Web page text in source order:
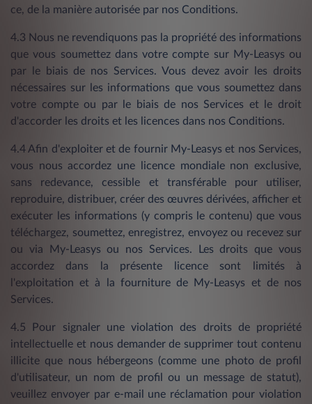
ce, de la manière autorisée par nos Conditions.
4.3 Nous ne revendiquons pas la propriété des informations
que vous soumettez dans votre compte sur My-Leasys ou
par le biais de nos Services. Vous devez avoir les droits
nécessaires sur les informations que vous soumettez dans
votre compte ou par le biais de nos Services et le droit
d'accorder les droits et les licences dans nos Conditions.
4.4 Afin d'exploiter et de fournir My-Leasys et nos Services,
vous nous accordez une licence mondiale non exclusive,
sans redevance, cessible et transférable pour utiliser,
reproduire, distribuer, créer des œuvres dérivées, afficher et
exécuter les informations (y compris le contenu) que vous
téléchargez, soumettez, enregistrez, envoyez ou recevez sur
ou via My-Leasys ou nos Services. Les droits que vous
accordez dans la présente licence sont limités à
l'exploitation et à la fourniture de My-Leasys et de nos
Services.
4.5 Pour signaler une violation des droits de propriété
intellectuelle et nous demander de supprimer tout contenu
illicite que nous hébergeons (comme une photo de profil
d'utilisateur, un nom de profil ou un message de statut),
veuillez envoyer par e-mail une réclamation pour violation